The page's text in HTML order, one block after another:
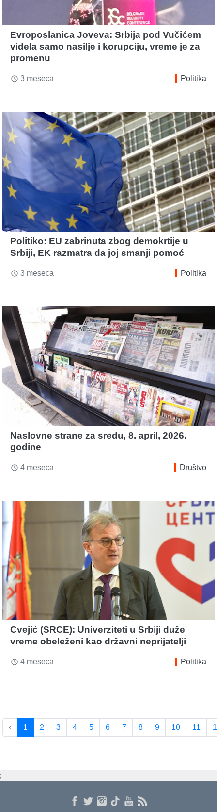
Evroposlanica Joveva: Srbija pod Vučićem
videla samo nasilje i korupciju, vreme je za
promenu
access_time 3 meseca Politika
Politiko: EU zabrinuta zbog demokrtije u
Srbiji, EK razmatra da joj smanji pomoć
access_time 3 meseca Politika
Naslovne strane za sredu, 8. april, 2026.
godine
access_time 4 meseca Društvo
Cvejić (SRCE): Univerziteti u Srbiji duže
vreme obeleženi kao državni neprijatelji
access_time 4 meseca Politika
‹ 1 2 3 4 5 6 7 8 9 10 11
;